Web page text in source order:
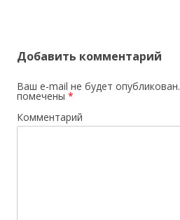
Добавить комментарий
Ваш e-mail не будет опубликован.
помечены *
Комментарий